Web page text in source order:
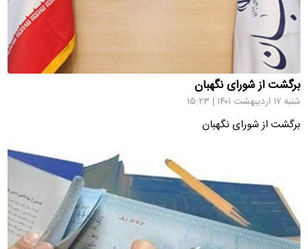
برگشت از شورای نگهبان
شنبه ۱۷ اردیبهشت ۱۴۰۱ | ۱۵:۲۳
برگشت از شورای نگهبان